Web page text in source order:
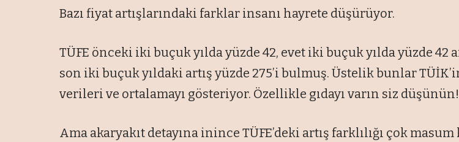
Bazı fiyat artışlarındaki farklar insanı hayrete düşürüyor.
TÜFE önceki iki buçuk yılda yüzde 42, evet iki buçuk yılda yüzde 42
son iki buçuk yıldaki artış yüzde 275’i bulmuş. Üstelik bunlar
verileri ve ortalamayı gösteriyor. Özellikle gıdayı varın siz düşünün!
Ama akaryakıt detayına inince TÜFE’deki artış farklılığı çok masum